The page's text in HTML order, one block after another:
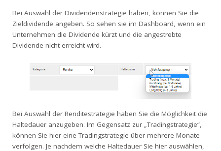
Bei Auswahl der Dividendenstrategie haben, können Sie die
Zieldividende angeben. So sehen sie im Dashboard, wenn ein
Unternehmen die Dividende kürzt und die angestrebte
Dividende nicht erreicht wird.
Bei Auswahl der Renditestrategie haben Sie die Möglichkeit die
Haltedauer anzugeben. Im Gegensatz zur „Tradingstrategie“,
können Sie hier eine Tradingstrategie über mehrere Monate
verfolgen. Je nachdem welche Haltedauer Sie hier auswählen,